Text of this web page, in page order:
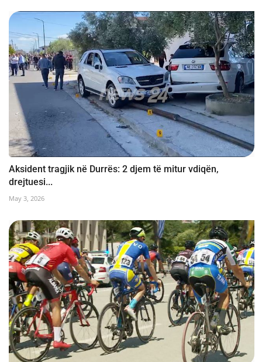
Aksident tragjik në Durrës: 2 djem të mitur vdiqën,
drejtuesi...
May 3, 2026